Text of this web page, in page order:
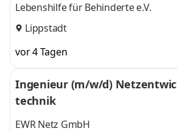
Lebenshilfe für Behinderte e.V.
Lippstadt
vor 4 Tagen
Ingenieur (m/w/d)
technik
EWR Netz GmbH